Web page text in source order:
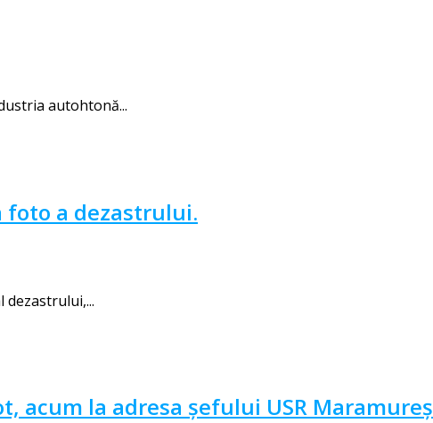
autohtonă...
foto a dezastrului.
acum la adresa șefului USR Maramureș